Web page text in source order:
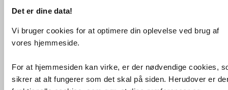
Det er dine data!
Vi bruger cookies for at optimere din oplevelse ved brug af
vores hjemmeside.
For at hjemmesiden kan virke, er der nødvendige cookies,
sikrer at alt fungerer som det skal på siden. Herudover er
Duravit Balcoon